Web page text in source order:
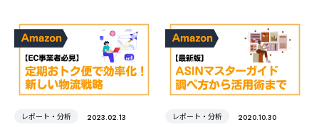
レポート・分析 2023.02.13 レポート・分析 2020.10.30